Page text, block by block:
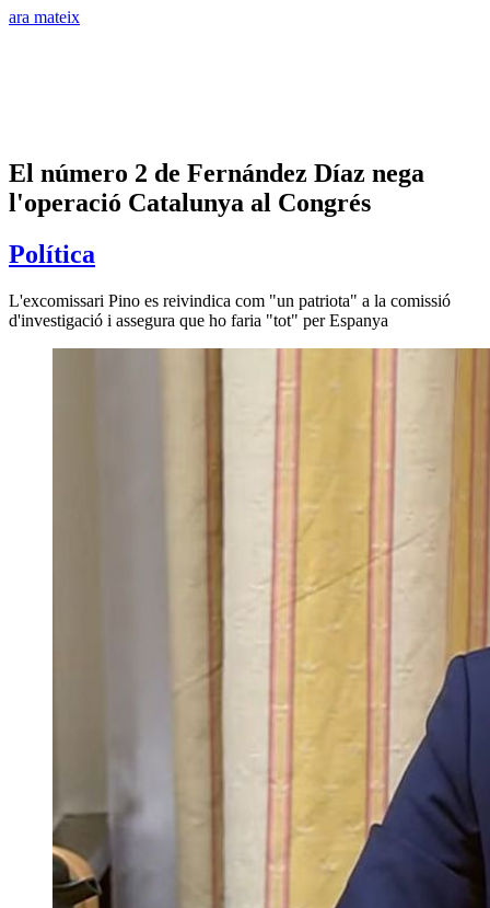
ara mateix
El número 2 de Fernández Díaz nega
l'operació Catalunya al Congrés
Política
L'excomissari Pino es reivindica com "un patriota" a la comissió
d'investigació i assegura que ho faria "tot" per Espanya